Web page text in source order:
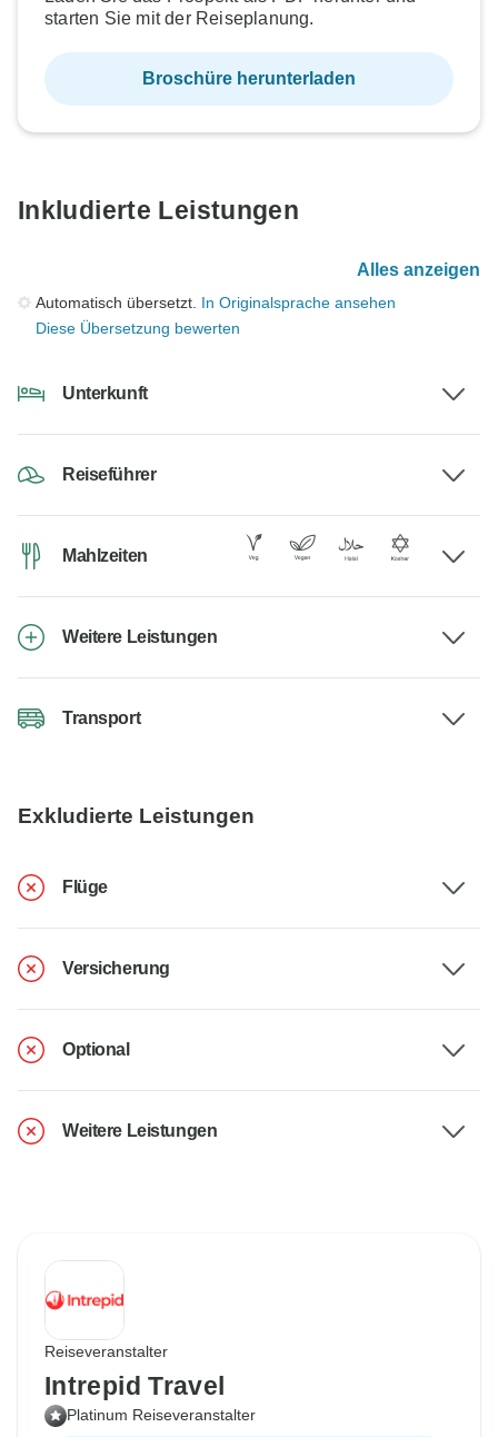
starten Sie mit der Reiseplanung.
Broschüre herunterladen
Inkludierte Leistungen
Alles anzeigen
Automatisch übersetzt. In Originalsprache ansehen
Diese Übersetzung bewerten
Unterkunft
Reiseführer
Mahlzeiten
Weitere Leistungen
Transport
Exkludierte Leistungen
Flüge
Versicherung
Optional
Weitere Leistungen
Reiseveranstalter
Intrepid Travel
Platinum Reiseveranstalter